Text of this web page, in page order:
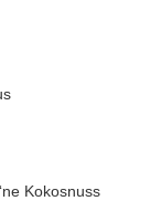
Kokosnuss